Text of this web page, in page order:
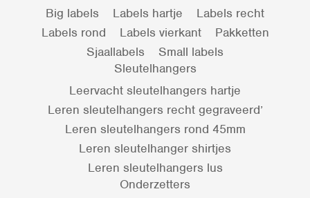
Big labels
Labels hartje
Labels recht
Labels rond
Labels vierkant
Pakketten
Sjaallabels
Small labels
Sleutelhangers
Leervacht sleutelhangers hartje
Leren sleutelhangers recht gegraveerd’
Leren sleutelhangers rond 45mm
Leren sleutelhanger shirtjes
Leren sleutelhangers lus
Onderzetters